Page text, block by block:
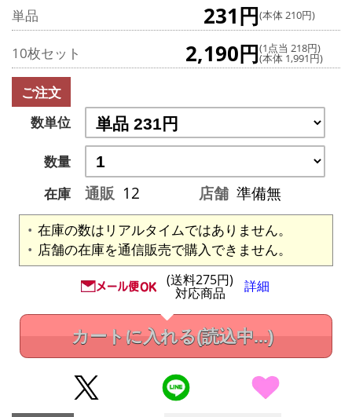
単品 231円(本体 210円)
10枚セット 2,190円(1点当 218円)
(本体 1,991円)
ご注文
数単位
数量
在庫
通販 12 店舗 準備無
在庫の数はリアルタイムではありません。
店舗の在庫を通信販売で購入できません。
(送料275円)
対応商品 詳細
カートに入れる(読込中...)